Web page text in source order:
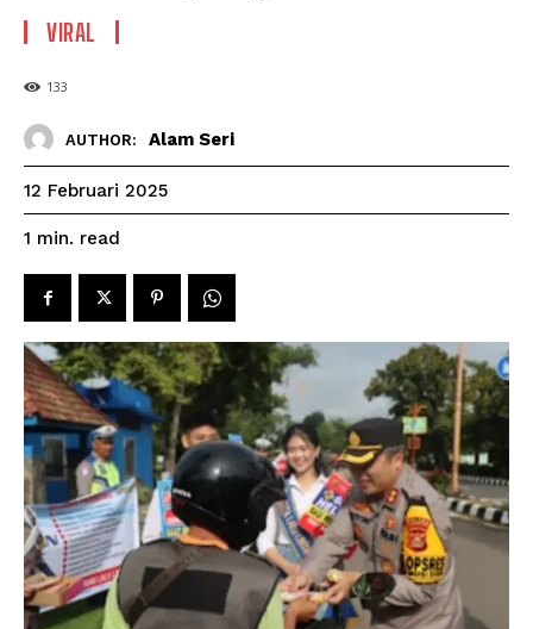
VIRAL
133
AUTHOR: Alam Seri
12 Februari 2025
1 min. read